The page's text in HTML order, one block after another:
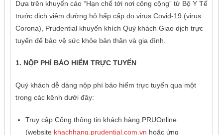
Dựa trên khuyến cáo “Hạn chế tới nơi công cộng” từ Bộ Y Tế
trước dịch viêm đường hô hấp cấp do virus Covid-19 (virus
Corona), Prudential khuyến khích Quý khách Giao dịch trực
tuyến để bảo vệ sức khỏe bản thân và gia đình.
1. NỘP PHÍ BẢO HIỂM TRỰC TUYẾN
Quý khách dễ dàng nộp phí bảo hiểm trực tuyến qua một
trong các kênh dưới đây:
Truy cập Cổng thông tin khách hàng PRUOnline
(website khachhang.prudential.com.vn hoặc ứng